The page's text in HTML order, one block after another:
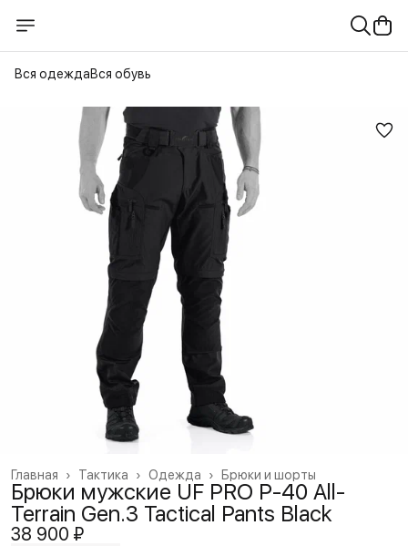
Вся одеждаВся обувь
Брюки и шорты
Одежда ›
Тактика ›
Главная ›
Брюки мужские UF PRO P-40 All-
Terrain Gen.3 Tactical Pants Black
38 900 ₽